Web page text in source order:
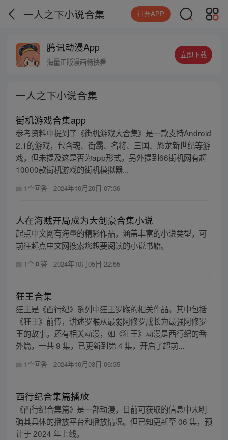
一人之下小说合集 打开APP
腾讯动漫App
海量正版漫画畅快看
立即下载
一人之下小说合集
街机游戏合集app
参考资料中提到了《街机游戏大合集》是一款支持Android
2.1的游戏，包含魂、街霸、名将、三国、恐龙新世纪等游
戏，但未提及这是否为app形式。另外提到66街机网有超
10000款街机游戏的街机模拟器...
1个回答 · 2024年10月20日 07:36
人在海贼开局成为大剑豪合集小说
起点中文网有海量的精彩作品，涵盖丰富的小说类型，可
前往起点中文网搜索您想要阅读的小说书籍。
1个回答 · 2024年10月05日 22:55
狂王合集
狂王是《西行纪》系列中狂王罗睺的相关作品。其中包括
《狂王》前传，讲述罗睺从最弱阿修罗成长为最强阿修罗
王的故事。还有相关动漫，如《狂王》动漫是西行纪的番
外篇，一共 9 集，已更新到第 4 集，开启了超前...
1个回答 · 2024年10月03日 06:35
西行纪合集篇播放
《西行纪合集篇》是一部动漫，目前可获取的信息中未明
确其具体的播放平台和播放情况。但已知更新至 06 集，预
计于 2024 年上线。